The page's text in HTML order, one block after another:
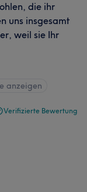
die ihr
uns insgesamt
weil sie Ihr
anzeigen
Verifizierte Bewertung